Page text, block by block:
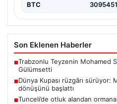
BTC 3095451
Son Eklenen Haberler
■Trabzonlu Teyzenin Mohamed
Gülümsetti
■Dünya Kupası rüzgârı sürüyor:
dönüşünü başlattı
■Tunceli’de otluk alandan